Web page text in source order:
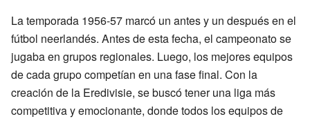
La temporada 1956-57 marcó un antes y un después en el
fútbol neerlandés. Antes de esta fecha, el campeonato se
jugaba en grupos regionales. Luego, los mejores equipos
de cada grupo competían en una fase final. Con la
creación de la Eredivisie, se buscó tener una liga más
competitiva y emocionante, donde todos los equipos de